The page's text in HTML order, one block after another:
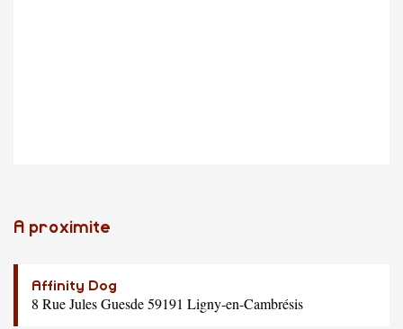
A proximite
Affinity Dog
8 Rue Jules Guesde 59191 Ligny-en-Cambrésis